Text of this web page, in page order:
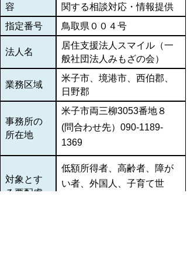
容
関する相談対応・情報提供
指定番号
鳥取県００４号
法人名
居住支援法人スマイル（一
般社団法人みもざの会）
業務区域
米子市、境港市、西伯郡、
日野郡
事務所の
所在地
米子市両三柳3053番地８
(問合わせ先）090-1189-
1369
対象とす
る要配慮
低額所得者、高齢者、障が
い者、外国人、子育て世